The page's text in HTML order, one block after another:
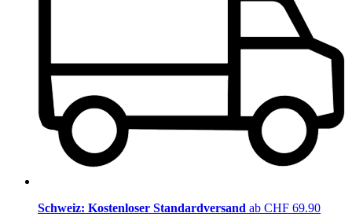
Schweiz: Kostenloser Standardversand ab CHF 69.90